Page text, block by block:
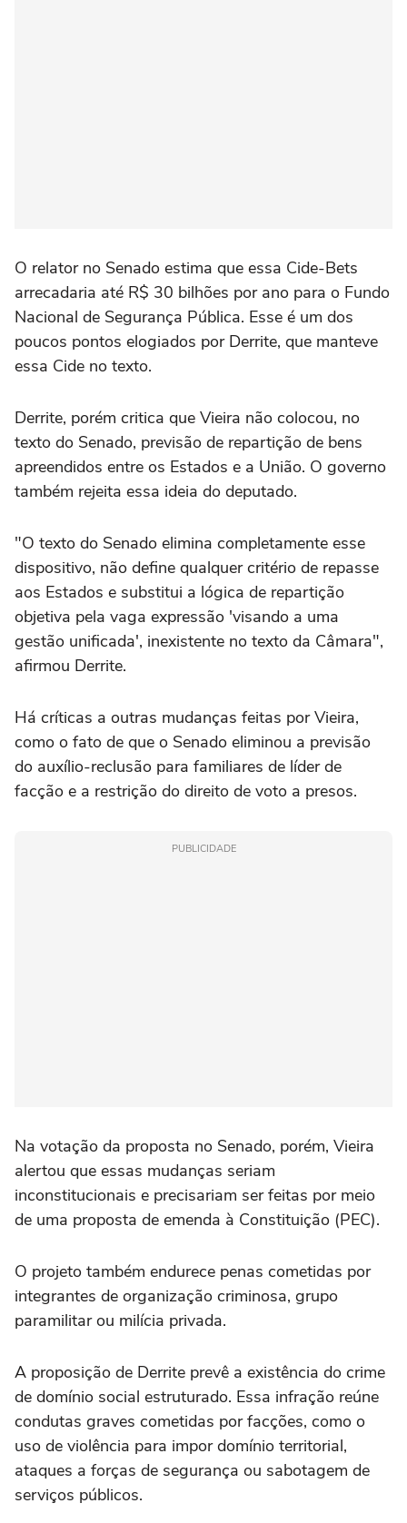
O relator no Senado estima que essa Cide-Bets
arrecadaria até R$ 30 bilhões por ano para o Fundo
Nacional de Segurança Pública. Esse é um dos
poucos pontos elogiados por Derrite, que manteve
essa Cide no texto.
Derrite, porém critica que Vieira não colocou, no
texto do Senado, previsão de repartição de bens
apreendidos entre os Estados e a União. O governo
também rejeita essa ideia do deputado.
"O texto do Senado elimina completamente esse
dispositivo, não define qualquer critério de repasse
aos Estados e substitui a lógica de repartição
objetiva pela vaga expressão 'visando a uma
gestão unificada', inexistente no texto da Câmara",
afirmou Derrite.
Há críticas a outras mudanças feitas por Vieira,
como o fato de que o Senado eliminou a previsão
do auxílio-reclusão para familiares de líder de
facção e a restrição do direito de voto a presos.
PUBLICIDADE
Na votação da proposta no Senado, porém, Vieira
alertou que essas mudanças seriam
inconstitucionais e precisariam ser feitas por meio
de uma proposta de emenda à Constituição (PEC).
O projeto também endurece penas cometidas por
integrantes de organização criminosa, grupo
paramilitar ou milícia privada.
A proposição de Derrite prevê a existência do crime
de domínio social estruturado. Essa infração reúne
condutas graves cometidas por facções, como o
uso de violência para impor domínio territorial,
ataques a forças de segurança ou sabotagem de
serviços públicos.